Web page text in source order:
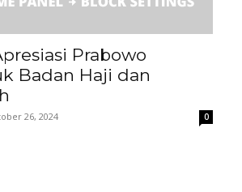
Prabowo
Badan Haji dan
26, 2024 0